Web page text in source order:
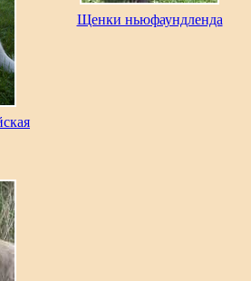
Щенки ньюфаундленда